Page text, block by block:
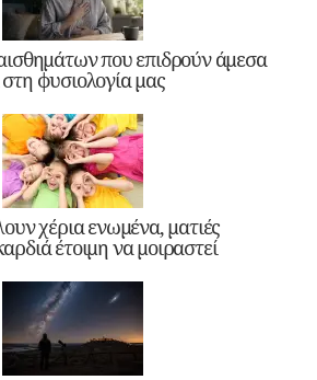
που επιδρούν άμεσα
φυσιολογία μας
χέρια ενωμένα, ματιές
έτοιμη να μοιραστεί